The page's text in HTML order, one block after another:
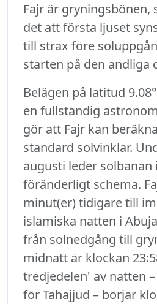
Fajr är
det att första ljuset
till strax före
starten på den andliga
Belägen på latitud
en fullständig
gör att Fajr kan
standard solvinklar.
augusti leder
föränderligt schema.
minut(er) tidigare till
islamiska natten i
från solnedgång till
midnatt är klockan
tredjedelen' av natten
för Tahajjud – börjar